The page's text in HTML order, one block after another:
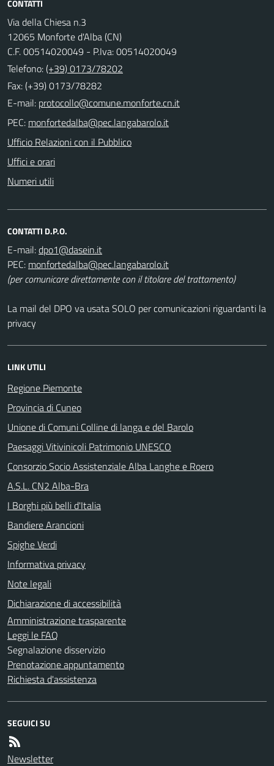
CONTATTI
Via della Chiesa n.3
12065 Monforte d'Alba (CN)
C.F. 00514020049 - P.Iva: 00514020049
Telefono:(+39) 0173/78202
Fax: (+39) 0173/78282
E-mail:
PEC:
Ufficio Relazioni con il Pubblico
Uffici e orari
Numeri utili
CONTATTI D.P.O.
E-mail:
PEC:
(per comunicare direttamente con il titolare del trattamento)
La mail del DPO va usata SOLO per comunicazioni riguardanti la
privacy
LINK UTILI
Regione Piemonte
Provincia di Cuneo
Unione di Comuni Colline di langa e del Barolo
Paesaggi Vitivinicoli Patrimonio UNESCO
Consorzio Socio Assistenziale Alba Langhe e Roero
A.S.L. CN2 Alba-Bra
I Borghi più belli d'Italia
Bandiere Arancioni
Spighe Verdi
Informativa privacy
Note legali
Dichiarazione di accessibilità
Amministrazione trasparente
Leggi le FAQ
Segnalazione disservizio
Prenotazione appuntamento
Richiesta d'assistenza
SEGUICI SU
Newsletter